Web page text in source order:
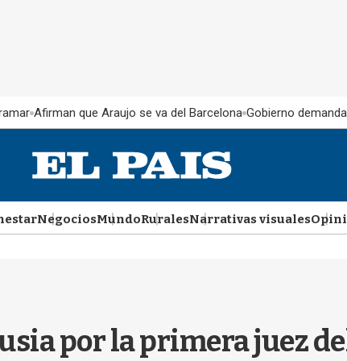
Afirman que Araujo se va del Barcelona Gobierno
NegociosMundoRuralesNarrativas visuales
por la primera juez